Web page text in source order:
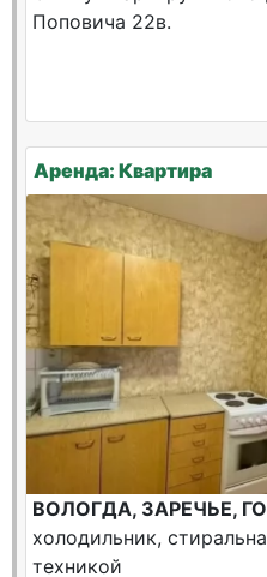
Поповича 22в.
Аренда: Квартира
ВОЛОГДА, ЗАРЕЧЬЕ,
холодильник,
техникой